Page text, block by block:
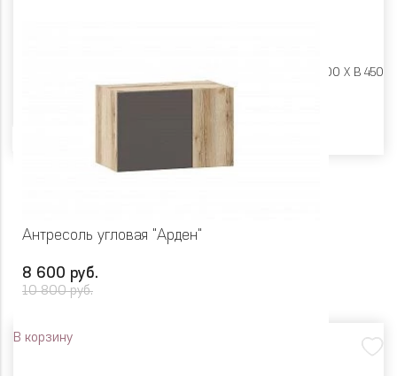
Ш 900 X Г 400 X В 450
Антресоль угловая "Арден"
8 600 руб.
10 800 руб.
В корзину